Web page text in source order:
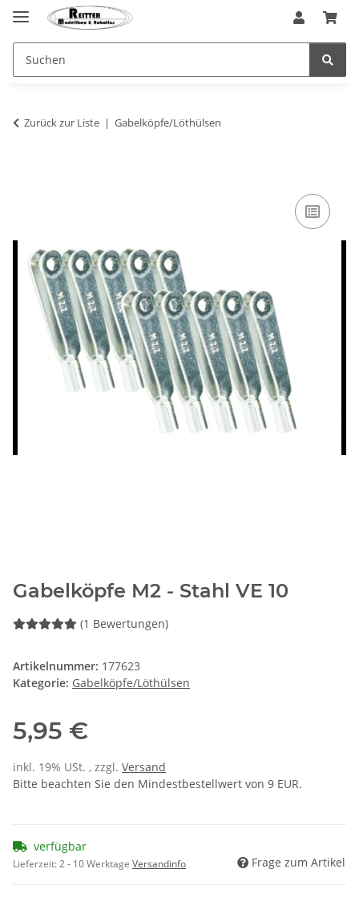
Zurück zur Liste Gabelköpfe/Löthülsen
Gabelköpfe M2 - Stahl VE 10
(1 Bewertungen)
Artikelnummer: 177623
Kategorie: Gabelköpfe/Löthülsen
5,95 €
inkl. 19% USt. , zzgl. Versand
Bitte beachten Sie den Mindestbestellwert von 9 EUR.
verfügbar
Lieferzeit:2 - 10 Werktage Versandinfo Frage zum Artikel